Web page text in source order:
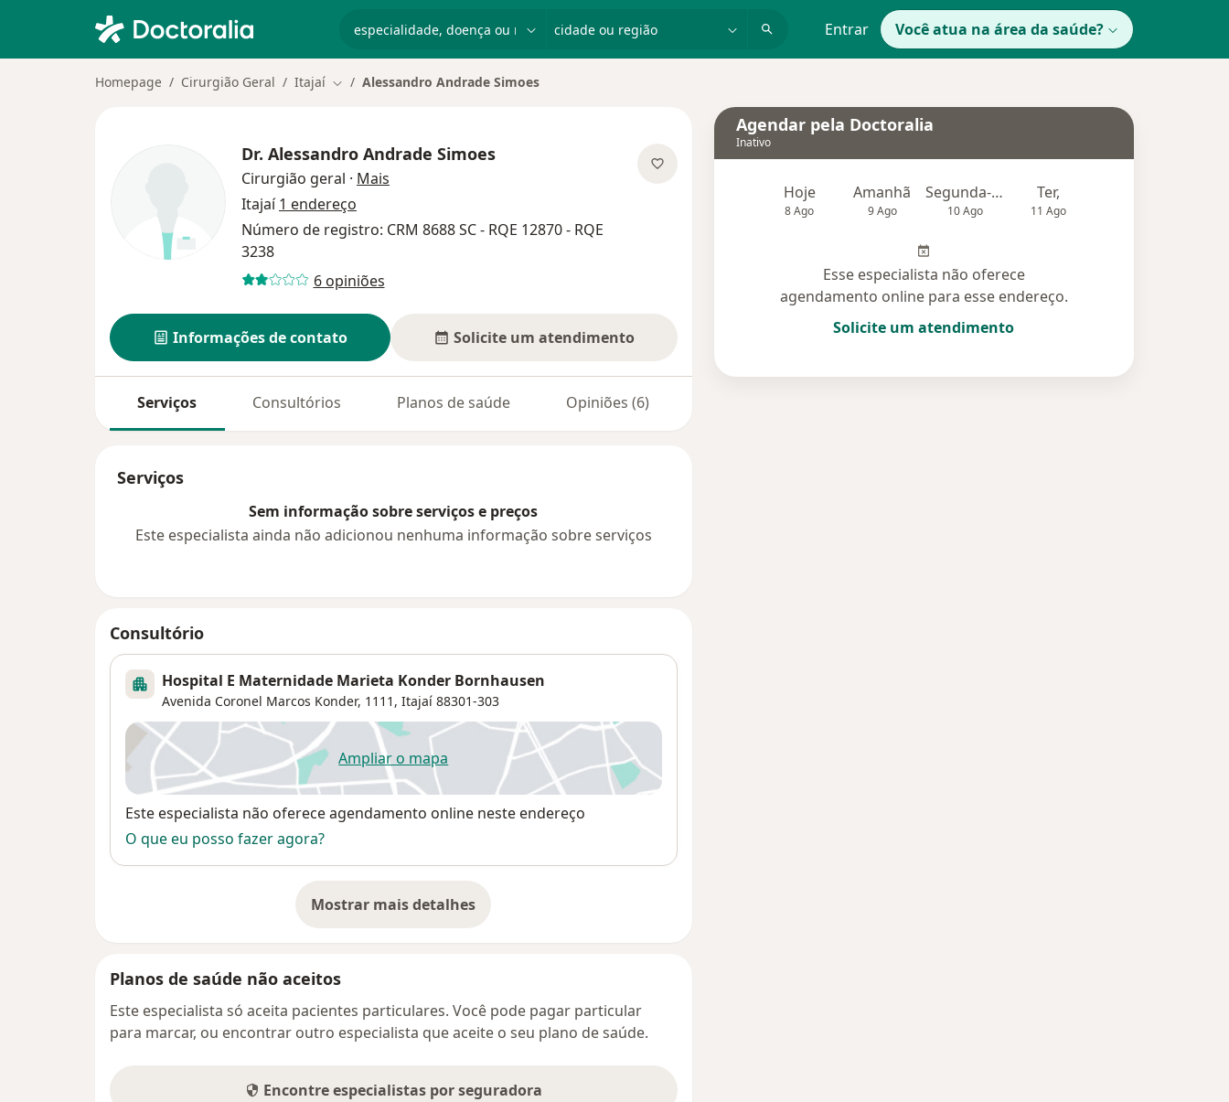
Entrar Você atua na área da saúde?
Homepage Cirurgião Geral Itajaí Mudar de cidade
Alessandro Andrade Simoes
Dr. Alessandro Andrade Simoes
Cirurgião geral · Mais
Itajaí1 endereço
Número de registro: CRM 8688 SC - RQE 12870 - RQE
3238
6 opiniões
Informações de contato Solicite um atendimento
Serviços Consultórios Planos de saúde Opiniões (6)
Serviços
Sem informação sobre serviços e preços
Este especialista ainda não adicionou nenhuma informação sobre serviços
Consultório
Hospital E Maternidade Marieta Konder Bornhausen
Avenida Coronel Marcos Konder, 1111, Itajaí 88301-303
Ampliar o mapaabre num novo separador
Disponibilidade
Este especialista não oferece agendamento online neste endereço
O que eu posso fazer agora?
Mostrar mais detalhes
sobre o endereço
Planos de saúde não aceitos
Este especialista só aceita pacientes particulares. Você pode pagar particular
para marcar, ou encontrar outro especialista que aceite o seu plano de saúde.
Encontre especialistas por seguradora
Agendar pela Doctoralia
Inativo
Hoje
8 Ago
Amanhã
9 Ago
Segunda-feira
10 Ago
Ter,
11 Ago
Esse especialista não oferece
agendamento online para esse endereço.
Solicite um atendimento